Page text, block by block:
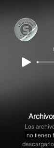
Los
no tienen